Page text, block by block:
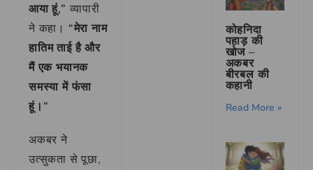
आया हूं,” व्यापारी
ने कहा। “मेरा नाम
हातिम ताई है और
मैं एक भयानक
समस्या में फंसा
हूं।”
अकबर ने
उत्सुकता से पूछा,
कोहनिदा
पहाड़ की
खोज –
अकबर
बीरबल की
कहानी
Read More »